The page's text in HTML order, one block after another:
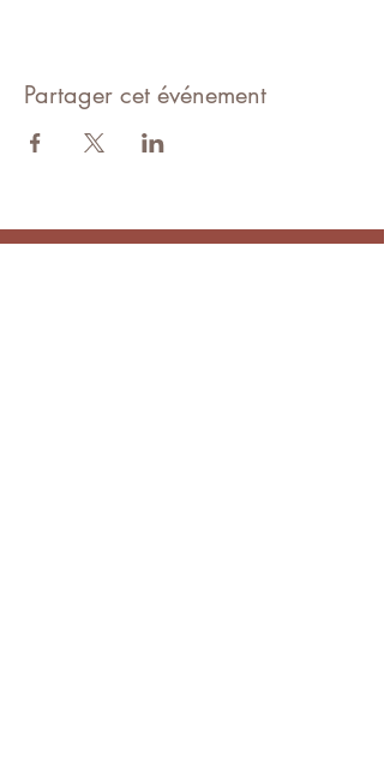
Partager cet événement